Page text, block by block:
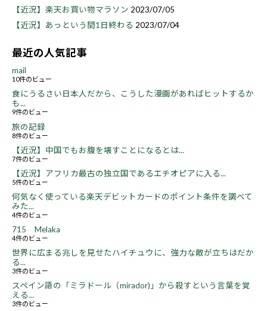
【近況】楽天お買い物マラソン 2023/07/05
【近況】あっという間1日終わる 2023/07/04
最近の人気記事
mail
10件のビュー
食にうるさい日本人だから、こうした漫画があればヒットするか
も...
9件のビュー
旅の記録
8件のビュー
【近況】中国でもお腹を壊すことになるとは...
7件のビュー
【近況】アフリカ最古の独立国であるエチオピアに入る...
5件のビュー
何気なく使っている楽天デビットカードのポイント条件を調べて
みた...
4件のビュー
715 Melaka
4件のビュー
世界に広まる兆しを見せたハイチュウに、強力な敵が立ちはだか
る...
3件のビュー
スペイン語の「ミラドール（mirador)」から殺すという言葉を覚
える...
3件のビュー